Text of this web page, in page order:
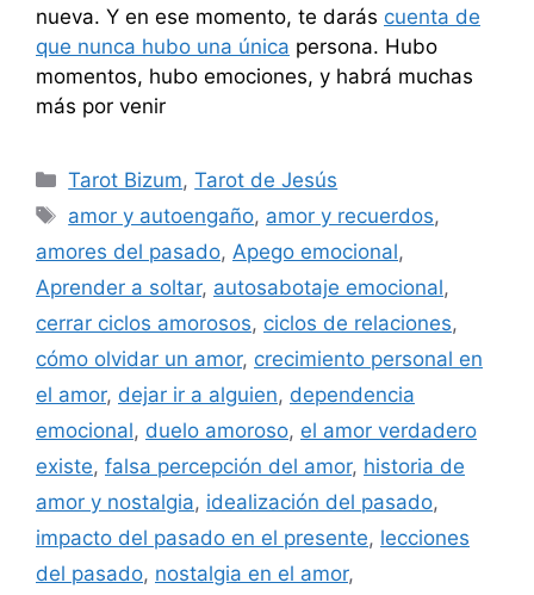
nueva. Y en ese momento, te darás cuenta de
que nunca hubo una única persona. Hubo
momentos, hubo emociones, y habrá muchas
más por venir
Categorías
Tarot Bizum,Tarot de Jesús
Etiquetas
amor y autoengaño, amor y recuerdos,
amores del pasado, Apego emocional,
Aprender a soltar, autosabotaje emocional,
cerrar ciclos amorosos, ciclos de relaciones,
cómo olvidar un amor, crecimiento personal en
el amor, dejar ir a alguien, dependencia
emocional, duelo amoroso, el amor verdadero
existe, falsa percepción del amor, historia de
amor y nostalgia, idealización del pasado,
impacto del pasado en el presente, lecciones
del pasado, nostalgia en el amor,